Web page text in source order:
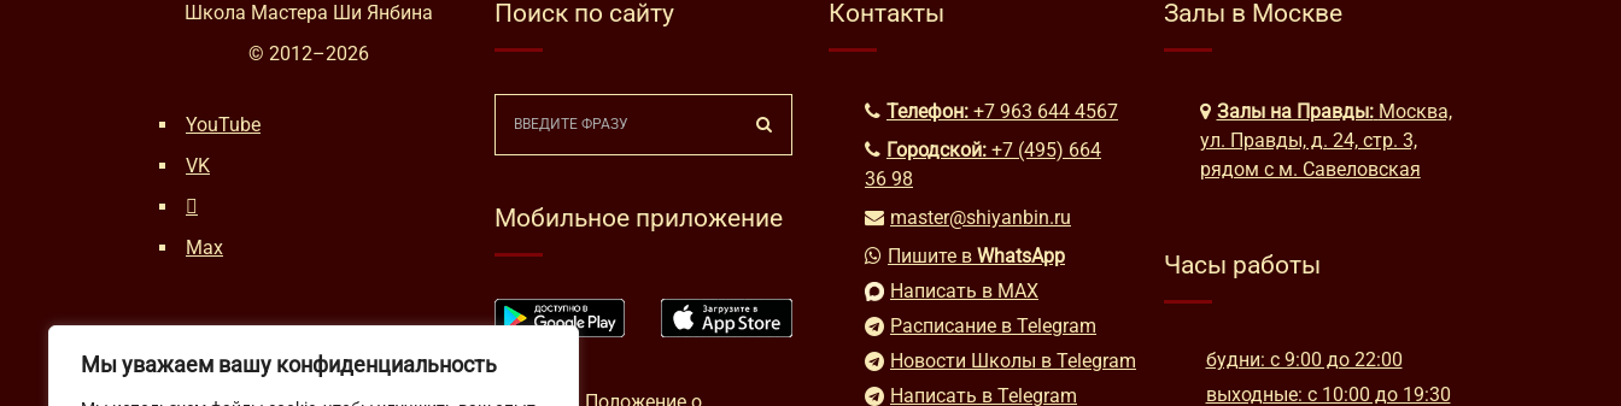
Мы уважаем вашу конфиденциальность
Школа Мастера Ши Янбина
© 2012–2026
YouTube
VK
Max
Поиск по сайту
Мобильное приложение
Контакты
Телефон: +7 963 644 4567
Городской: +7 (495) 664
36 98
master@shiyanbin.ru
Пишите в WhatsApp
Написать в MAX
Расписание в Telegram
Новости Школы в Telegram
Написать в Telegram
Залы в Москве
Залы на Правды: Москва,
ул. Правды, д. 24, стр. 3,
рядом с м. Савеловская
Часы работы
будни: с 9:00 до 22:00
выходные: с 10:00 до 19:30